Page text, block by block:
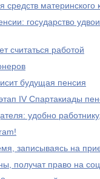
материнского
государство
считаться работой
будущая пенсия
IV Спартакиады
удобно
записываясь на
получат право на